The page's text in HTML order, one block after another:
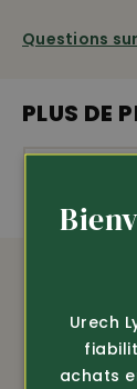
garantie sur
largeur du
Questions
PLUS DE
Urech
achats